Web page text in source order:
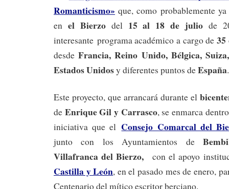
Romanticismo» que, como probablemente
en el Bierzodel 15 al 18 de julio de
interesante programa académico a cargo de35
desdeFrancia, Reino Unido, Bélgica,
Estados Unidosy diferentes puntos deEspaña.
Este proyecto, que arrancará durante el
de Enrique Gil y Carrasco, se enmarca
iniciativa que el Consejo Comarcal del
junto con los Ayuntamientos de
Villafranca del Bierzo, con el apoyo
Castilla y León, en el pasado mes de enero,
Centenario del mítico escritor berciano.